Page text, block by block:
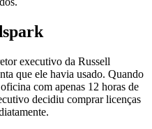
executivo da Russell
que ele havia usado. Quando
com apenas 12 horas de
decidiu comprar licenças